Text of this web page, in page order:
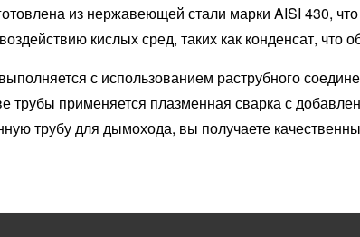
из нержавеющей стали марки AISI 430,
кислых сред, таких как конденсат,
с использованием раструбного
трубы применяется плазменная сварка с
трубу для дымохода, вы получаете